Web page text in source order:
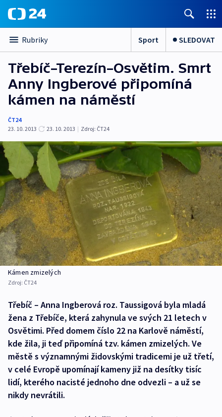
Rubriky Sport SLEDOVAT
Třebíč–Terezín–Osvětim. Smrt
Anny Ingberové připomíná
kámen na náměstí
ČT24
23. 10. 2013
23. 10. 2013 | Zdroj: ČT24
Kámen zmizelých
Zdroj: ČT24
Třebíč – Anna Ingberová roz. Taussigová byla mladá
žena z Třebíče, která zahynula ve svých 21 letech v
Osvětimi. Před domem číslo 22 na Karlově náměstí,
kde žila, ji teď připomíná tzv. kámen zmizelých. Ve
městě s významnými židovskými tradicemi je už třetí,
v celé Evropě upomínají kameny již na desítky tisíc
lidí, kterého nacisté jednoho dne odvezli – a už se
nikdy nevrátili.